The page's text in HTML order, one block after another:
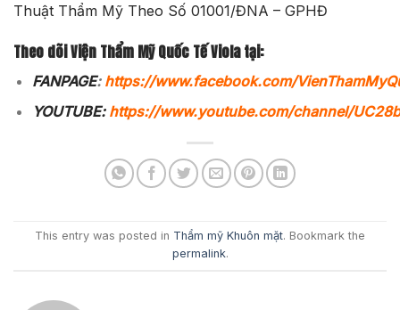
Thuật Thẩm Mỹ Theo Số 01001/ĐNA – GPHĐ
Theo dõi Viện Thẩm Mỹ Quốc Tế Viola tại:
FANPAGE: https://www.facebook.com/
YOUTUBE: https://www.youtube.com/channel/
This entry was posted in Thẩm mỹ Khuôn mặt. Bookmark the
permalink.